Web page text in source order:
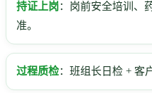
持证上岗：岗前安全培训、
准。
过程质检：班组长日检 + 客